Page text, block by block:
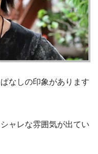
なしの印象があります
ャレな雰囲気が出てい